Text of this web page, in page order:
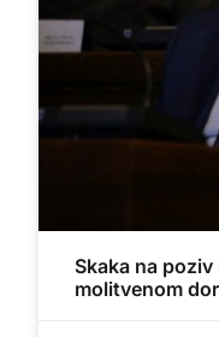
Skaka na
molitvenom